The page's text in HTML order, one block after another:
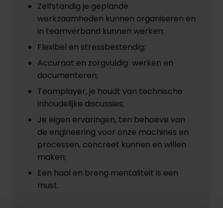
Zelfstandig je geplande
werkzaamheden kunnen organiseren en
in teamverband kunnen werken;
Flexibel en stressbestendig;
Accuraat en zorgvuldig werken en
documenteren;
Teamplayer, je houdt van technische
inhoudelijke discussies;
Je eigen ervaringen, ten behoeve van
de engineering voor onze machines en
processen, concreet kunnen en willen
maken;
Een haal en breng mentaliteit is een
must.